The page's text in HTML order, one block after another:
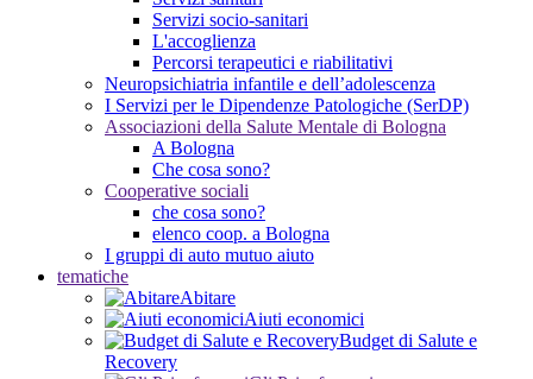
Servizi socio-sanitari
L'accoglienza
Percorsi terapeutici e riabilitativi
Neuropsichiatria infantile e dell’adolescenza
I Servizi per le Dipendenze Patologiche (SerDP)
Associazioni della Salute Mentale di Bologna
A Bologna
Che cosa sono?
Cooperative sociali
che cosa sono?
elenco coop. a Bologna
I gruppi di auto mutuo aiuto
tematiche
Abitare
Aiuti economici
Budget di Salute e
Recovery